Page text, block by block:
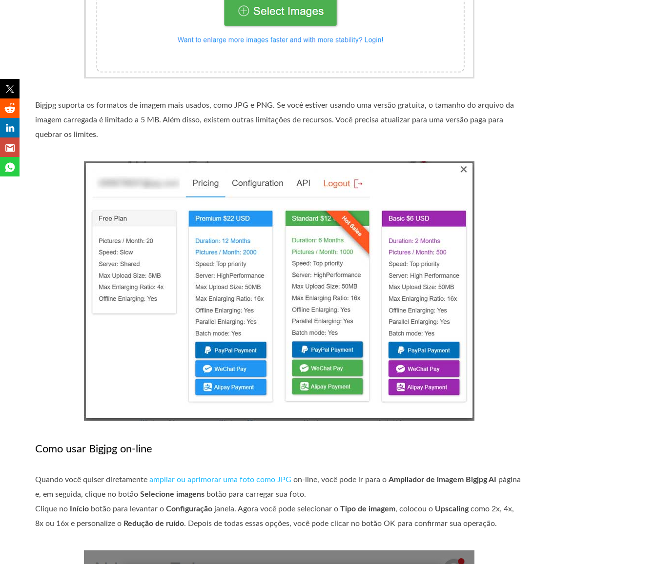
Bigjpg suporta os formatos de imagem mais usados, como JPG e PNG. Se você estiver usando uma versão gratuita, o tamanho do arquivo da
imagem carregada é limitado a 5 MB. Além disso, existem outras limitações de recursos. Você precisa atualizar para uma versão paga para
quebrar os limites.
Como usar Bigjpg on-line
Quando você quiser diretamente ampliar ou aprimorar uma foto como JPG on-line, você pode ir para o Ampliador de imagem Bigjpg AI
página
e, em seguida, clique no botão Selecione imagens botão para carregar sua foto.
Clique no
Início botão para levantar o Configuração janela. Agora você pode selecionar o Tipo de imagem, colocou o Upscalingcomo 2x, 4x,
8x ou 16x e personalize o Redução de ruído. Depois de todas essas opções, você pode clicar no botão OK para confirmar sua operação.